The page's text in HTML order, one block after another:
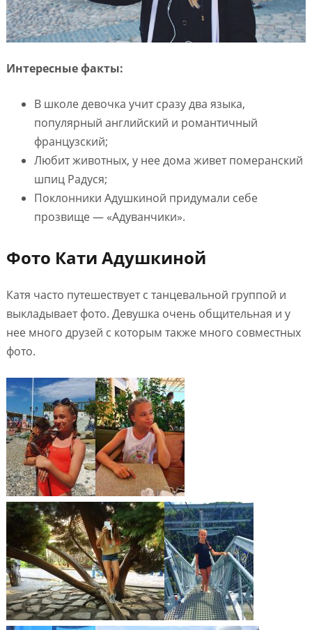
Интересные факты:
В школе девочка учит сразу два языка,
популярный английский и романтичный
французский;
Любит животных, у нее дома живет померанский
шпиц Радуся;
Поклонники Адушкиной придумали себе
прозвище — «Адуванчики».
Фото Кати Адушкиной
Катя часто путешествует с танцевальной группой и
выкладывает фото. Девушка очень общительная и у
нее много друзей с которым также много совместных
фото.